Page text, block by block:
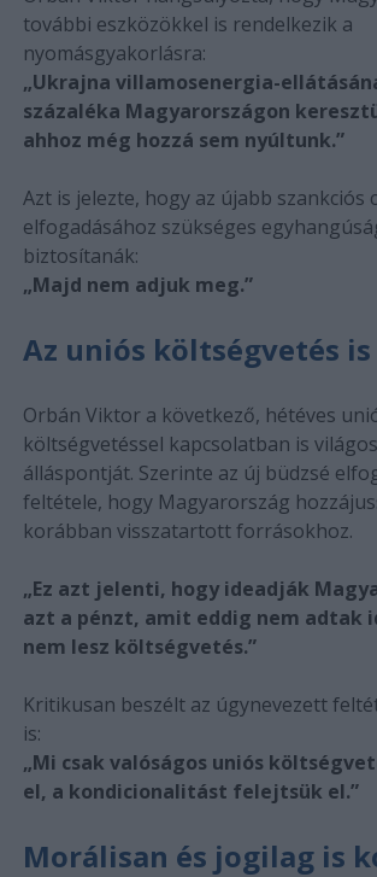
további eszközökkel is rendelkezik a
nyomásgyakorlásra:
„Ukrajna villamosenergia-
százaléka Magyarországon
ahhoz még hozzá sem nyúltunk.”
Azt is jelezte, hogy az újabb szankciós
elfogadásához szükséges
biztosítanák:
„Majd nem adjuk meg.”
Az uniós költségvetés
Orbán Viktor a következő, hétéves
költségvetéssel kapcsolatban is
álláspontját. Szerinte az új büdzsé
feltétele, hogy Magyarország
korábban visszatartott forrásokhoz.
„Ez azt jelenti, hogy ideadják
azt a pénzt, amit eddig nem adtak
nem lesz költségvetés.”
Kritikusan beszélt az úgynevezett
is:
„Mi csak valóságos uniós
el, a kondicionalitást felejtsük el.”
Morálisan és jogilag is